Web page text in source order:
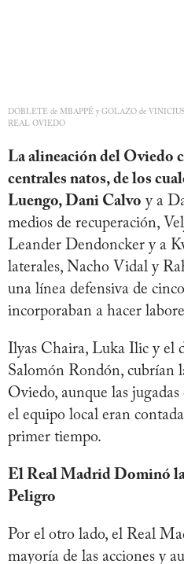
DOBLETE de MBAPPÉ y GOLAZO de
REAL OVIEDO
La alineación del Oviedo
centrales natos, de los
Luengo, Dani Calvo y a
medios de recuperación,
Leander Dendoncker y a
laterales, Nacho Vidal y
una línea defensiva de
incorporaban a hacer
Ilyas Chaira, Luka Ilic y el
Salomón Rondón, cubrían
Oviedo, aunque las
el equipo local eran
primer tiempo.
El Real Madrid Dominó
Peligro
Por el otro lado, el Real
mayoría de las acciones y